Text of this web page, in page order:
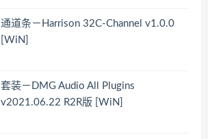
通道条－Harrison 32C-Channel v1.0.0
[WiN]
套装－DMG Audio All Plugins
v2021.06.22 R2R版 [WiN]